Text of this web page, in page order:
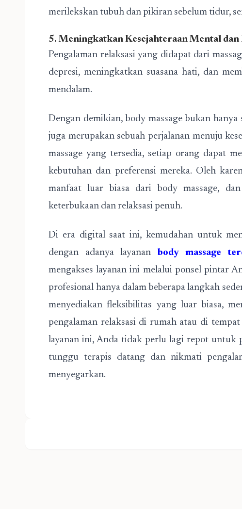
merilekskan tubuh dan pikiran sebelum tidur,
5. Meningkatkan Kesejahteraan Mental dan
Pengalaman relaksasi yang didapat dari
depresi, meningkatkan suasana hati, dan
mendalam.
Dengan demikian, body massage bukan
juga merupakan sebuah perjalanan menuju
massage yang tersedia, setiap orang dapat
kebutuhan dan preferensi mereka. Oleh
manfaat luar biasa dari body massage,
keterbukaan dan relaksasi penuh.
Di era digital saat ini, kemudahan untuk
dengan adanya layanan body massage
mengakses layanan ini melalui ponsel pintar
profesional hanya dalam beberapa langkah
menyediakan fleksibilitas yang luar biasa,
pengalaman relaksasi di rumah atau di
layanan ini, Anda tidak perlu lagi repot untuk
tunggu terapis datang dan nikmati
menyegarkan.